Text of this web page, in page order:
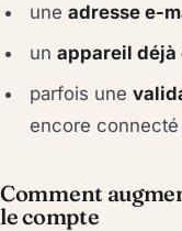
uneadresse e-
unappareil déjà
parfois une
encore connecté
Comment
le compte